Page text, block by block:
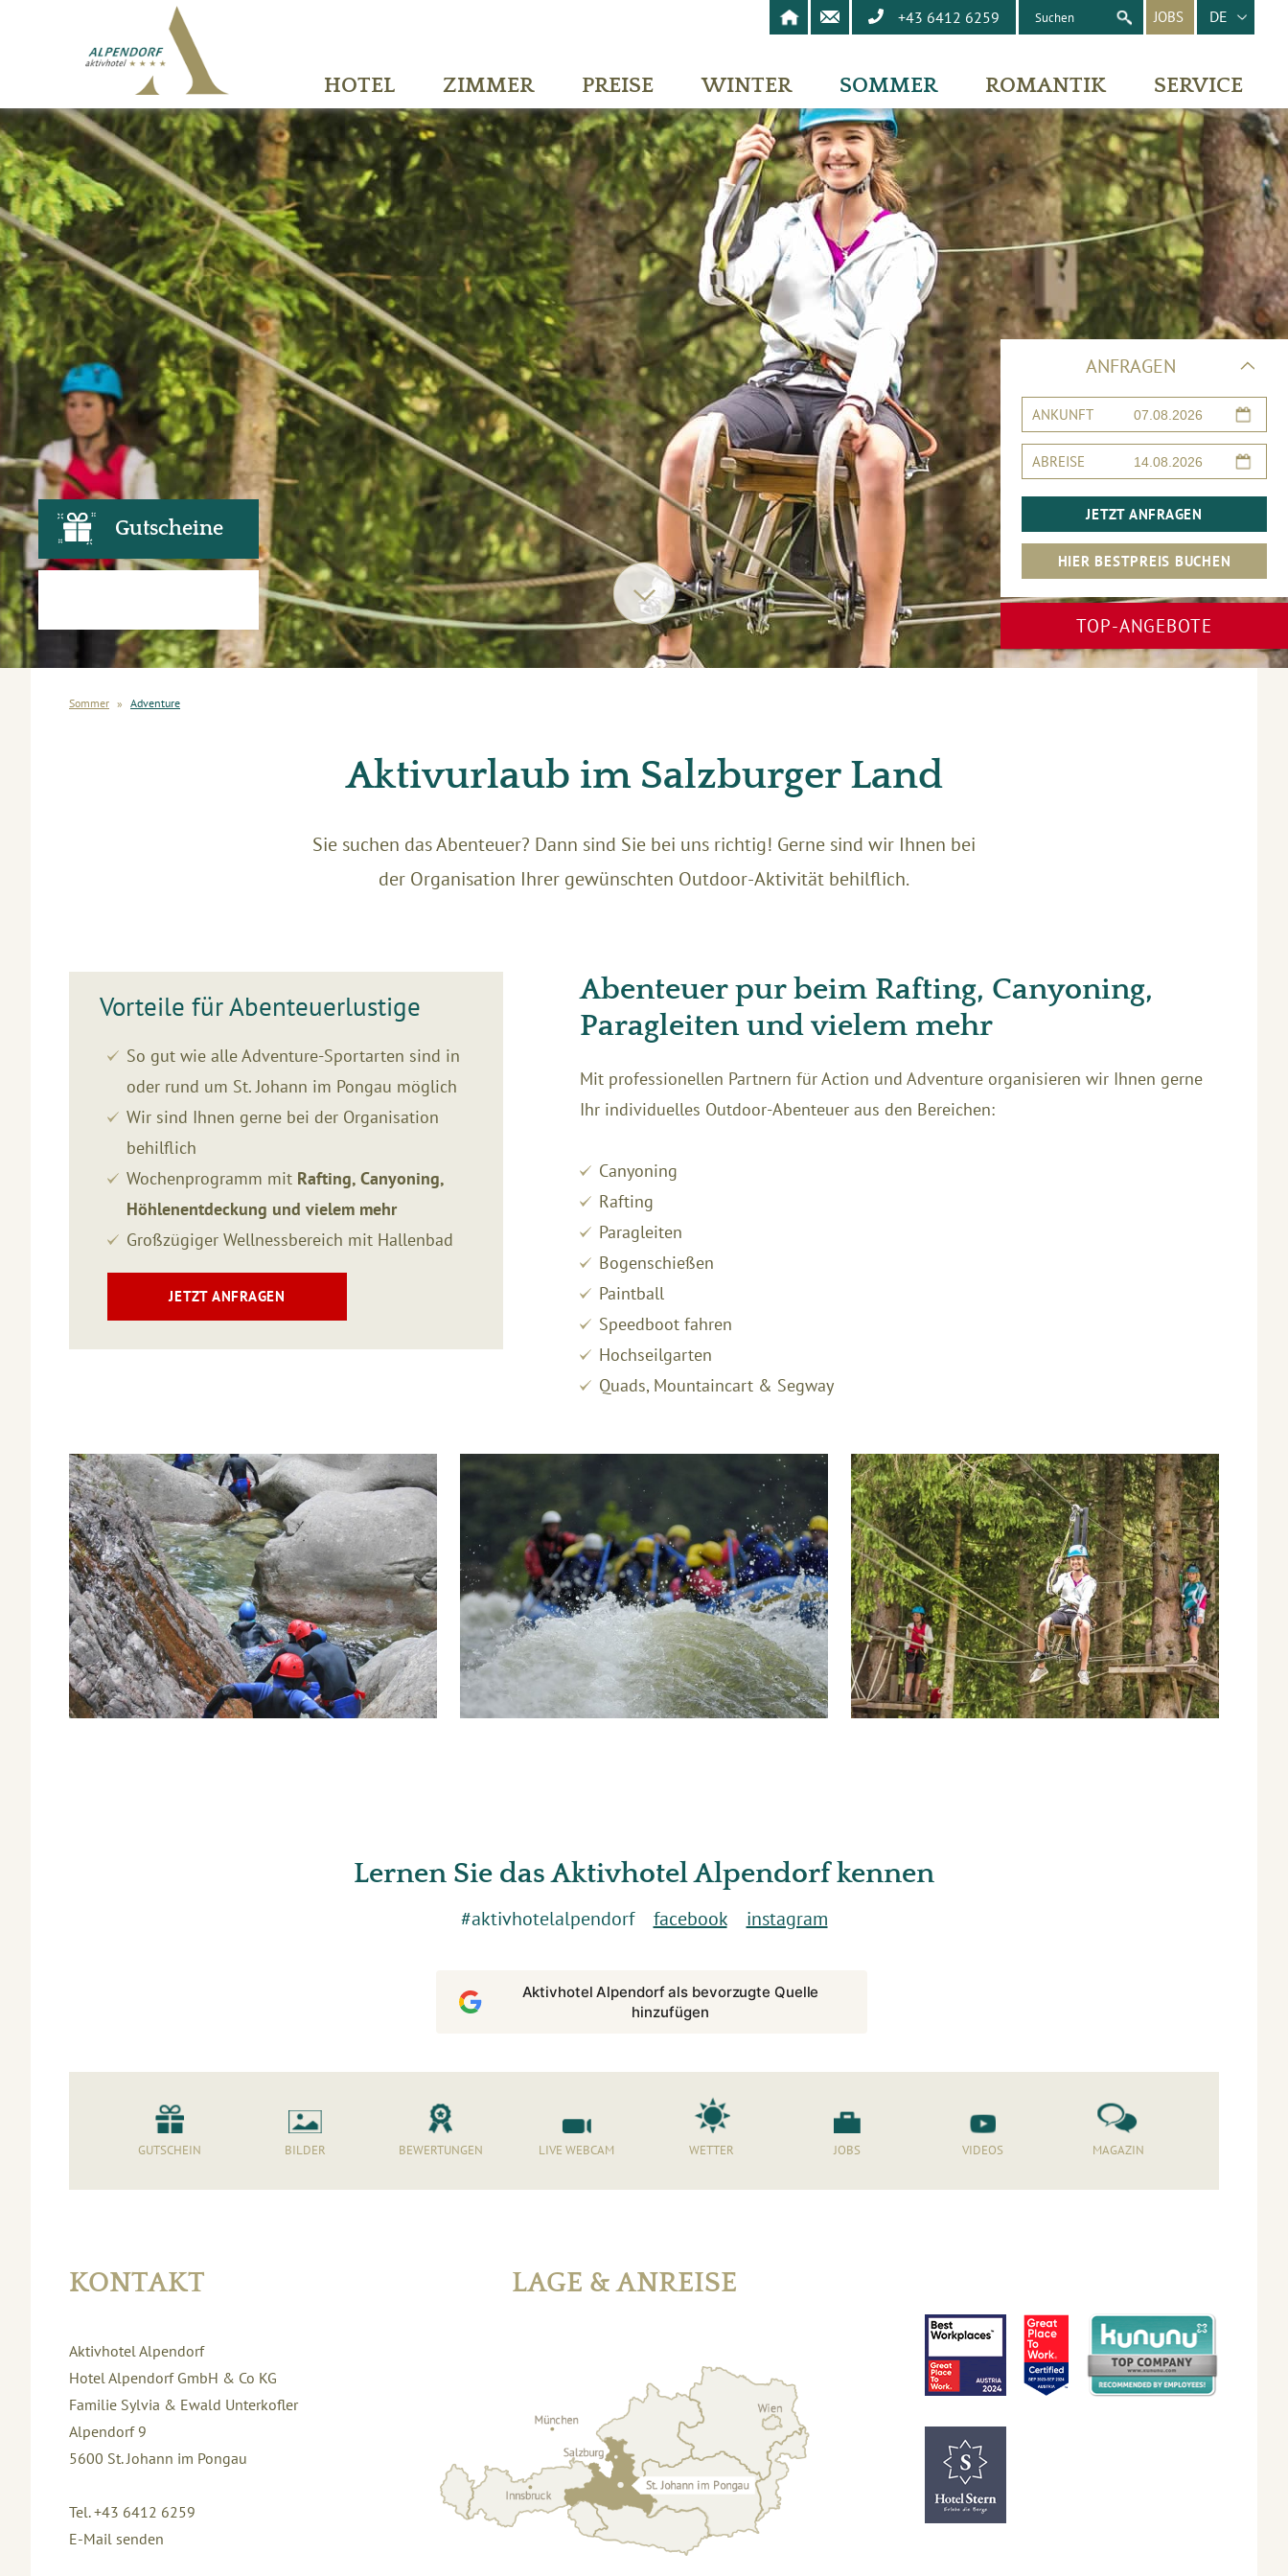
+43 6412 6259 JOBS DE
HOTEL ZIMMER PREISE WINTER SOMMER ROMANTIK SERVICE
ANFRAGEN
ANKUNFT
ABREISE
JETZT ANFRAGEN
HIER BESTPREIS BUCHEN
TOP-ANGEBOTE
Gutscheine
Sommer » Adventure
Aktivurlaub im Salzburger Land
Sie suchen das Abenteuer? Dann sind Sie bei uns richtig! Gerne sind wir Ihnen bei
der Organisation Ihrer gewünschten Outdoor-Aktivität behilflich.
Vorteile für Abenteuerlustige
So gut wie alle Adventure-Sportarten sind in
oder rund um St. Johann im Pongau möglich
Wir sind Ihnen gerne bei der Organisation
behilflich
Wochenprogramm mit Rafting, Canyoning,
Höhlenentdeckung und vielem mehr
Großzügiger Wellnessbereich mit Hallenbad
JETZT ANFRAGEN
Abenteuer pur beim Rafting, Canyoning,
Paragleiten und vielem mehr
Mit professionellen Partnern für Action und Adventure organisieren wir Ihnen gerne
Ihr individuelles Outdoor-Abenteuer aus den Bereichen:
Canyoning
Rafting
Paragleiten
Bogenschießen
Paintball
Speedboot fahren
Hochseilgarten
Quads, Mountaincart & Segway
Lernen Sie das Aktivhotel Alpendorf kennen
#aktivhotelalpendorf facebook instagram
Aktivhotel Alpendorf als bevorzugte Quelle
hinzufügen
GUTSCHEIN BILDER BEWERTUNGEN LIVE WEBCAM WETTER JOBS VIDEOS MAGAZIN
KONTAKT
Aktivhotel Alpendorf
Hotel Alpendorf GmbH & Co KG
Familie Sylvia & Ewald Unterkofler
Alpendorf 9
5600 St. Johann im Pongau
Tel. +43 6412 6259
E-Mail senden
LAGE & ANREISE